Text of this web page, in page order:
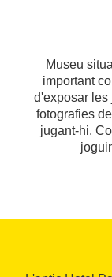
Museu
important
d'exposar les
fotografies
jugant-hi.